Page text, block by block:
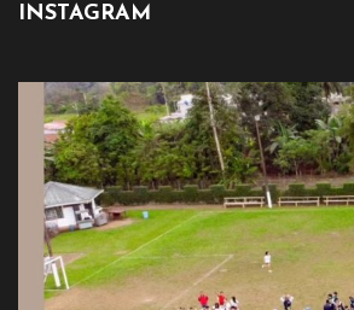
INSTAGRAM